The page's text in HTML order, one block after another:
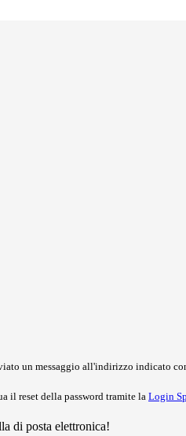
un messaggio all'indirizzo indicato
il reset della password tramite la Login
di posta elettronica!